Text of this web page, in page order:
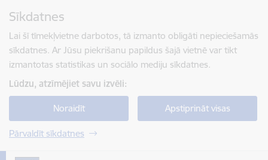
Sīkdatnes
Lai šī tīmekļvietne darbotos, tā izmanto obligāti nepieciešamās
sīkdatnes. Ar Jūsu piekrišanu papildus šajā vietnē var tikt
izmantotas statistikas un sociālo mediju sīkdatnes.
Lūdzu, atzīmējiet savu izvēli:
Noraidīt Apstiprināt visas
Pārvaldīt sīkdatnes